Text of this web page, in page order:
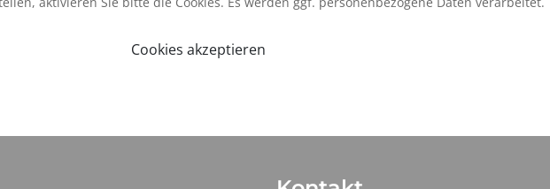
Cookies akzeptieren